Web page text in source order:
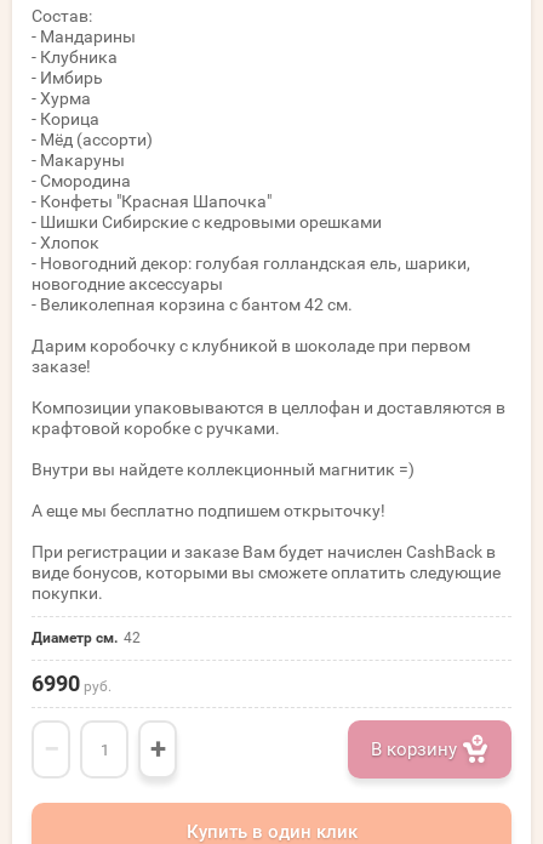
Состав:
- Мандарины
- Клубника
- Имбирь
- Хурма
- Корица
- Мёд (ассорти)
- Макаруны
- Смородина
- Конфеты "Красная Шапочка"
- Шишки Сибирские с кедровыми орешками
- Хлопок
- Новогодний декор: голубая голландская ель, шарики,
новогодние аксессуары
- Великолепная корзина с бантом 42 см.
Дарим коробочку с клубникой в шоколаде при первом
заказе!
Композиции упаковываются в целлофан и доставляются в
крафтовой коробке с ручками.
Внутри вы найдете коллекционный магнитик =)
А еще мы бесплатно подпишем открыточку!
При регистрации и заказе Вам будет начислен CashBack в
виде бонусов, которыми вы сможете оплатить следующие
покупки.
Диаметр см. 42
6990 руб.
− + В корзину
Купить в один клик